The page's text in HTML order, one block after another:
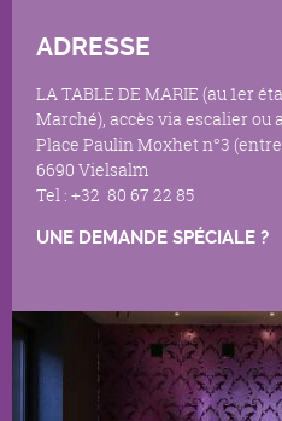
ADRESSE
LA TABLE DE MARIE (au 1er
Marché), accès via escalier ou
Place Paulin Moxhet n°3
6690 Vielsalm
Tel : +32 80 67 22 85
UNE DEMANDE SPÉCIALE ?